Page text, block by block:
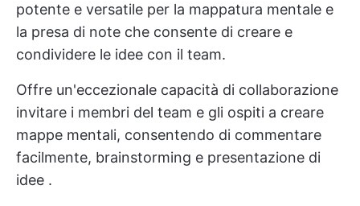
potente e versatile per la mappatura mentale e
la presa di note che consente di creare e
condividere le idee con il team.
Offre un'eccezionale capacità di collaborazione
invitare i membri del team e gli ospiti a creare
mappe mentali, consentendo di commentare
facilmente, brainstorming e presentazione di
idee .